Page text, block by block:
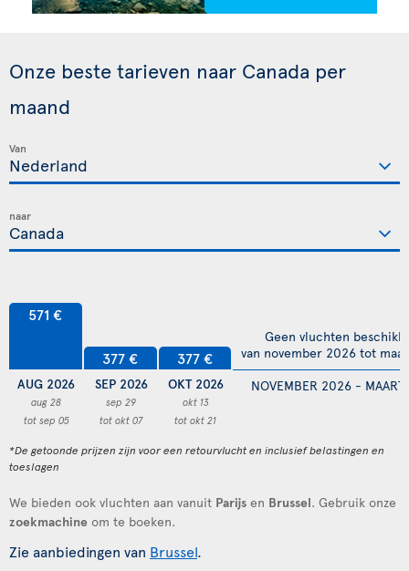
Onze beste tarieven naar Canada per
maand
Van
naar
571 €
AUG 2026
aug 28
tot sep 05
377 €
SEP 2026
sep 29
tot okt 07
377 €
OKT 2026
okt 13
tot okt 21
NOVEMBER 2026 -
Geen vluchten
van november 2026 tot
*De getoonde prijzen zijn voor een retourvlucht en inclusief belastingen en
toeslagen
We bieden ook vluchten aan vanuit Parijs en Brussel. Gebruik onze
zoekmachine om te boeken.
Zie aanbiedingen van Brussel.